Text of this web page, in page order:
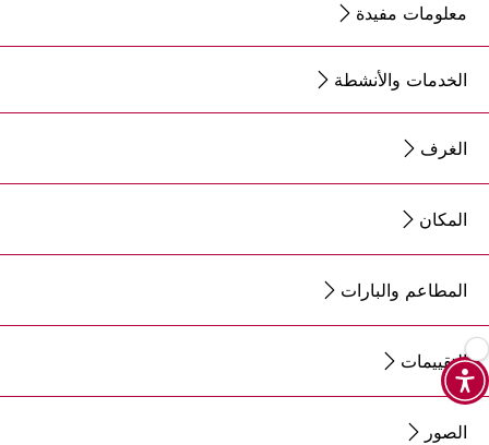
معلومات مفيدة
الخدمات والأنشطة
الغرف
المكان
المطاعم والبارات
التقييمات
الصور